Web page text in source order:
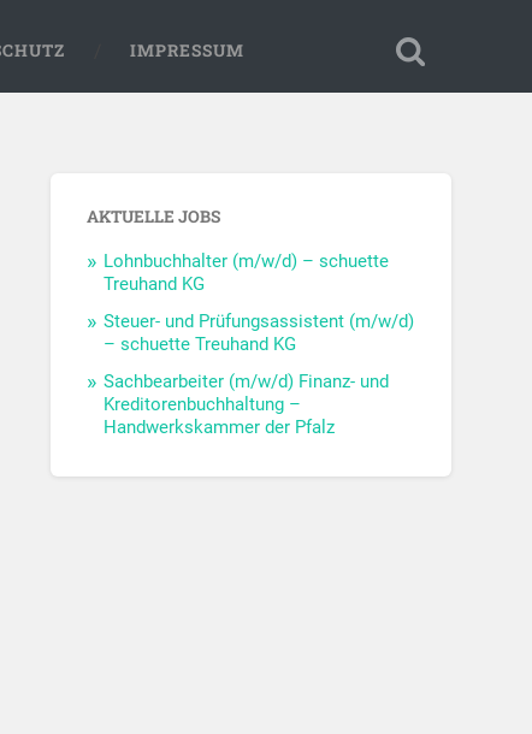
IMPRESSUM
AKTUELLE JOBS
Lohnbuchhalter (m/w/d) – schuette
Treuhand KG
Steuer- und Prüfungsassistent (m/w/d)
– schuette Treuhand KG
Sachbearbeiter (m/w/d) Finanz- und
Kreditorenbuchhaltung –
Handwerkskammer der Pfalz